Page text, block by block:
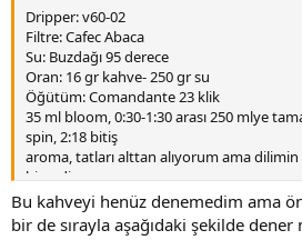
Dripper: v60-02
Filtre: Cafec Abaca
Su: Buzdağı 95 derece
Oran: 16 gr kahve- 250 gr su
Öğütüm: Comandante 23 klik
35 ml bloom, 0:30-1:30 arası 250 mlye
spin, 2:18 bitiş
aroma, tatları alttan alıyorum ama dilimin
hissediyorum.
Bu kahveyi henüz denemedim ama
bir de sırayla aşağıdaki şekilde dener